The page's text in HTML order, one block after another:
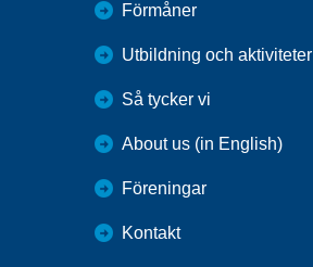
Förmåner
Utbildning och aktiviteter
Så tycker vi
About us (in English)
Föreningar
Kontakt